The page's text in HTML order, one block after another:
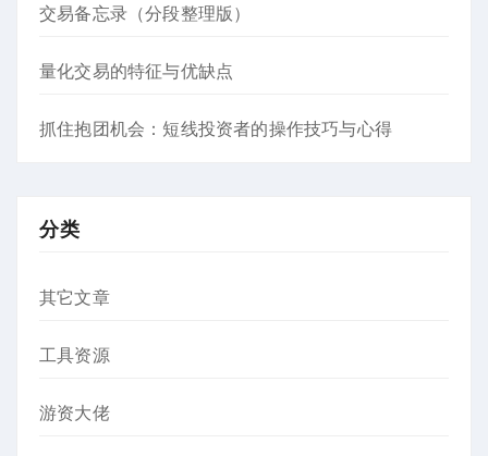
交易备忘录（分段整理版）
量化交易的特征与优缺点
抓住抱团机会：短线投资者的操作技巧与心得
分类
其它文章
工具资源
游资大佬